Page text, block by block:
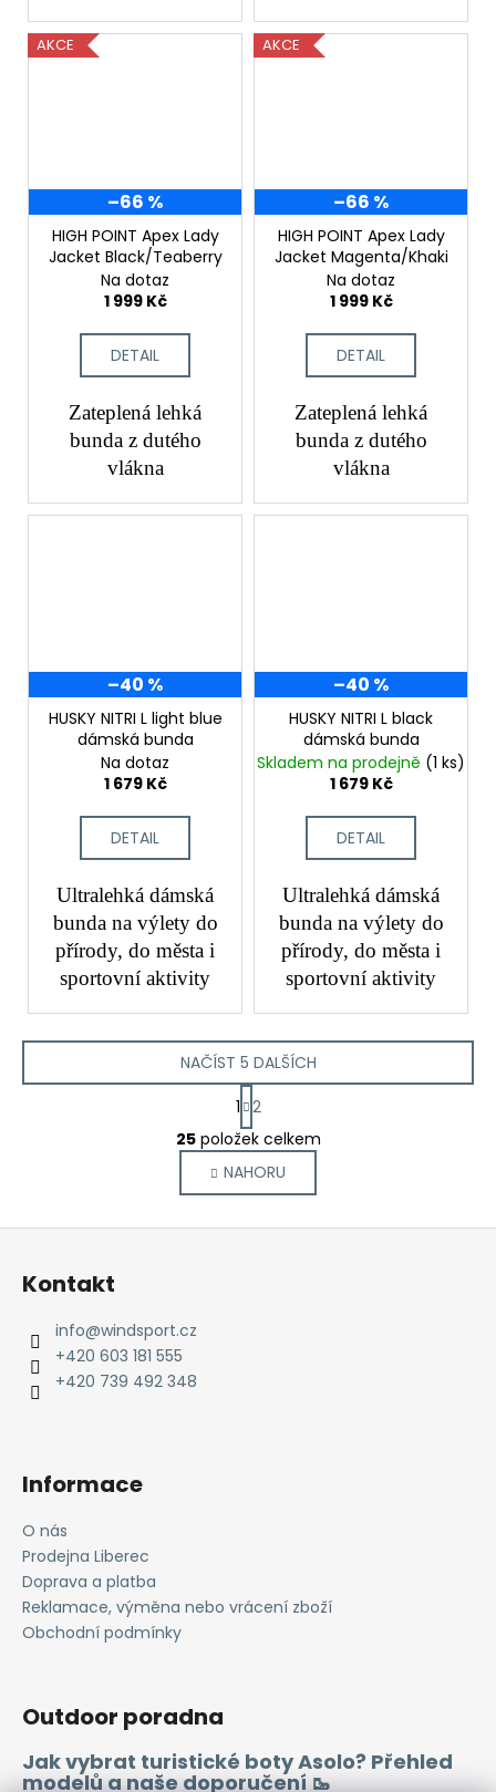
AKCE
–66 %
HIGH POINT Apex Lady
Jacket Black/Teaberry
Na dotaz
1 999 Kč
DETAIL
Zateplená lehká
bunda z dutého
vlákna
AKCE
–66 %
HIGH POINT Apex Lady
Jacket Magenta/Khaki
Na dotaz
1 999 Kč
DETAIL
Zateplená lehká
bunda z dutého
vlákna
–40 %
HUSKY NITRI L light blue
dámská bunda
Na dotaz
1 679 Kč
DETAIL
Ultralehká dámská
bunda na výlety do
přírody, do města i
sportovní aktivity
–40 %
HUSKY NITRI L black
dámská bunda
Skladem na prodejně (1 ks)
1 679 Kč
DETAIL
Ultralehká dámská
bunda na výlety do
přírody, do města i
sportovní aktivity
O
v
l
á
d
NAČÍST 5 DALŠÍCH
S
t
r
á
n
k
1 2
25položek celkem
NAHORU
Z
Kontakt
info@windsport.cz
+420 603 181 555
+420 739 492 348
Informace
O nás
Prodejna Liberec
Doprava a platba
Reklamace, výměna nebo vrácení zboží
Obchodní podmínky
Outdoor poradna
Jak vybrat turistické boty Asolo? Přehled
modelů a naše doporučení 🥾